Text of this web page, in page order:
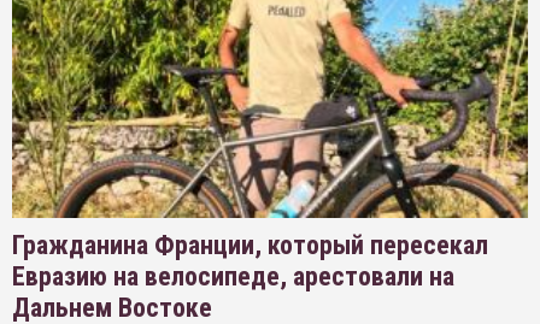
Гражданина Франции, который пересекал
Евразию на велосипеде, арестовали на
Дальнем Востоке